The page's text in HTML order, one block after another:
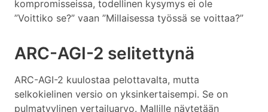
kompromisseissa, todellinen kysymys ei ole
”Voittiko se?” vaan ”Millaisessa työssä se voittaa?”
ARC-AGI-2 selitettynä
ARC-AGI-2 kuulostaa pelottavalta, mutta
selkokielinen versio on yksinkertaisempi. Se on
pulmatyylinen vertailuarvo. Mallille näytetään